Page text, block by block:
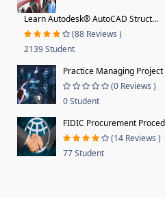
Learn Autodesk® AutoCAD Struct...
(88 Reviews )
2139 Student
Practice Managing Project
(0 Reviews )
0 Student
FIDIC Procurement
(14 Reviews )
77 Student